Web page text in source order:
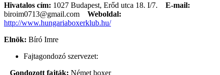
Hivatalos cím: 1027 Budapest, Erőd utca 18. I/7. E-mail:
biroim0713@gmail.com
Weboldal:
http://www.hungariaboxerklub.hu/
Elnök: Bíró Imre
Fajtagondozó szervezet:
Gondozott fajták: Német boxer